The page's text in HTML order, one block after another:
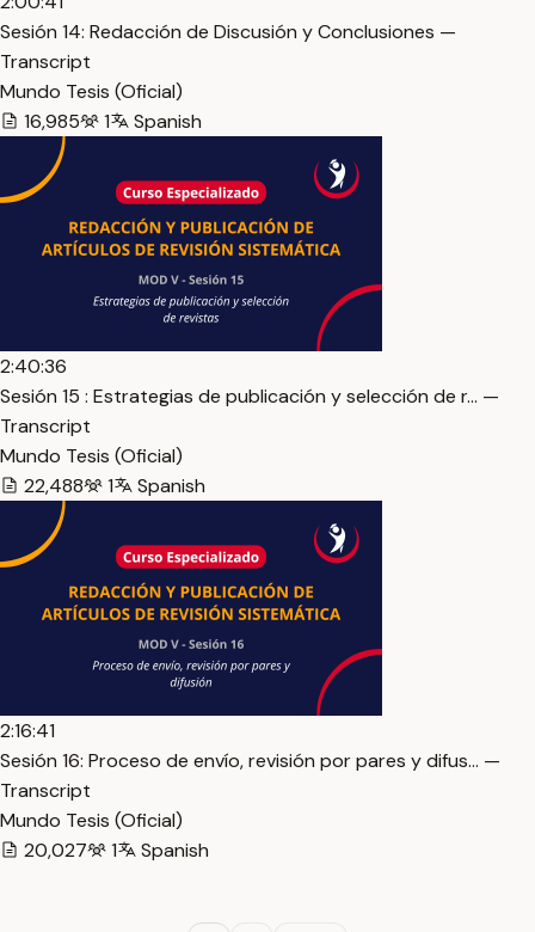
Sesión 14: Redacción de Discusión y Conclusiones —
Transcript
Mundo Tesis (Oficial)
16,985
1 Spanish
2:40:36
Sesión 15 : Estrategias de publicación y selección de r… —
Transcript
Mundo Tesis (Oficial)
22,488
1 Spanish
2:16:41
Sesión 16: Proceso de envío, revisión por pares y difus… —
Transcript
Mundo Tesis (Oficial)
20,027
1 Spanish